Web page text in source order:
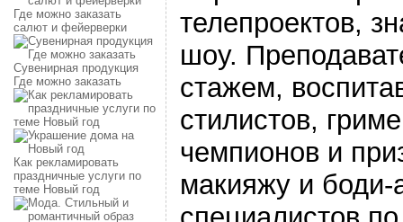
Где можно заказать
салют и фейерверки
Сувенирная продукция
Где можно заказать
Как рекламировать
праздничные услуги по
теме Новый год
телепроектов,
шоу.
стажем,
стилистов,
чемпионов и
макияжу и боди-